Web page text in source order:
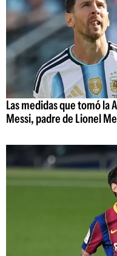
Las medidas que tomó la
Messi, padre de Lionel